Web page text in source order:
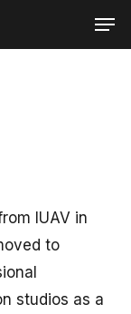
IUAV in
to
studios as a